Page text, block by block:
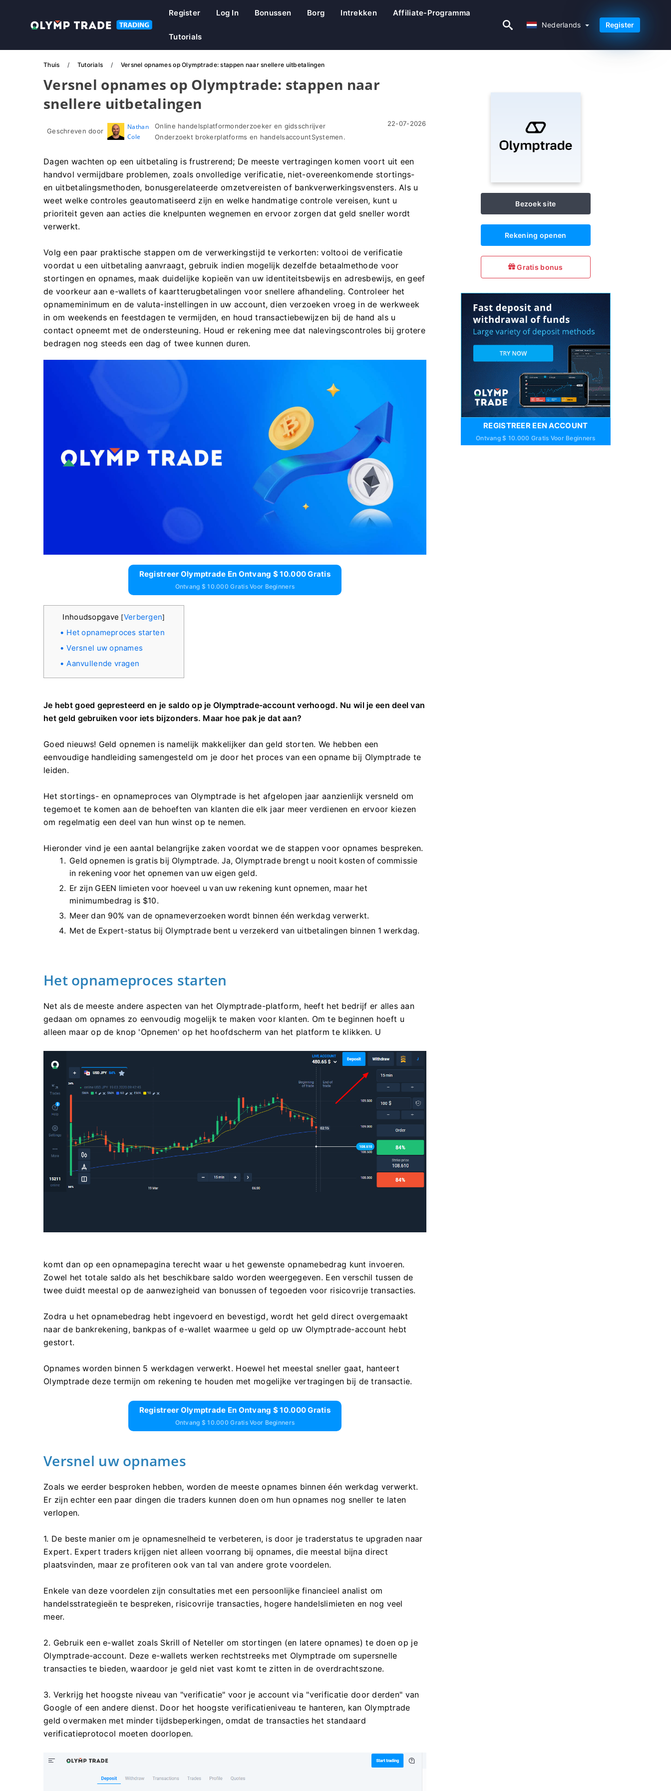
Register Log In Bonussen Borg Intrekken Affiliate-Programma
Tutorials
Nederlands Register
Thuis Tutorials Versnel opnames op Olymptrade: stappen naar snellere uitbetalingen
Versnel opnames op Olymptrade: stappen naar
snellere uitbetalingen
Geschreven door
Nathan
Cole
Online handelsplatformonderzoeker en gidsschrijver
Onderzoekt brokerplatforms en handelsaccountSystemen.
22-07-2026
Dagen wachten op een uitbetaling is frustrerend; De meeste vertragingen komen voort uit een
handvol vermijdbare problemen, zoals onvolledige verificatie, niet-overeenkomende stortings-
en uitbetalingsmethoden, bonusgerelateerde omzetvereisten of bankverwerkingsvensters. Als u
weet welke controles geautomatiseerd zijn en welke handmatige controle vereisen, kunt u
prioriteit geven aan acties die knelpunten wegnemen en ervoor zorgen dat geld sneller wordt
verwerkt.
Volg een paar praktische stappen om de verwerkingstijd te verkorten: voltooi de verificatie
voordat u een uitbetaling aanvraagt, gebruik indien mogelijk dezelfde betaalmethode voor
stortingen en opnames, maak duidelijke kopieën van uw identiteitsbewijs en adresbewijs, en geef
de voorkeur aan e-wallets of kaartterugbetalingen voor snellere afhandeling. Controleer het
opnameminimum en de valuta-instellingen in uw account, dien verzoeken vroeg in de werkweek
in om weekends en feestdagen te vermijden, en houd transactiebewijzen bij de hand als u
contact opneemt met de ondersteuning. Houd er rekening mee dat nalevingscontroles bij grotere
bedragen nog steeds een dag of twee kunnen duren.
Registreer Olymptrade En Ontvang $ 10.000 Gratis
Ontvang $ 10.000 Gratis Voor Beginners
Inhoudsopgave [Verbergen]
Het opnameproces starten
Versnel uw opnames
Aanvullende vragen
Je hebt goed gepresteerd en je saldo op je Olymptrade-account verhoogd. Nu wil je een deel van
het geld gebruiken voor iets bijzonders. Maar hoe pak je dat aan?
Goed nieuws! Geld opnemen is namelijk makkelijker dan geld storten. We hebben een
eenvoudige handleiding samengesteld om je door het proces van een opname bij Olymptrade te
leiden.
Het stortings- en opnameproces van Olymptrade is het afgelopen jaar aanzienlijk versneld om
tegemoet te komen aan de behoeften van klanten die elk jaar meer verdienen en ervoor kiezen
om regelmatig een deel van hun winst op te nemen.
Hieronder vind je een aantal belangrijke zaken voordat we de stappen voor opnames bespreken.
Geld opnemen is gratis bij Olymptrade. Ja, Olymptrade brengt u nooit kosten of commissie
in rekening voor het opnemen van uw eigen geld.
Er zijn GEEN limieten voor hoeveel u van uw rekening kunt opnemen, maar het
minimumbedrag is $10.
Meer dan 90% van de opnameverzoeken wordt binnen één werkdag verwerkt.
Met de Expert-status bij Olymptrade bent u verzekerd van uitbetalingen binnen 1 werkdag.
Het opnameproces starten
Net als de meeste andere aspecten van het Olymptrade-platform, heeft het bedrijf er alles aan
gedaan om opnames zo eenvoudig mogelijk te maken voor klanten. Om te beginnen hoeft u
alleen maar op de knop 'Opnemen' op het hoofdscherm van het platform te klikken. U
komt dan op een opnamepagina terecht waar u het gewenste opnamebedrag kunt invoeren.
Zowel het totale saldo als het beschikbare saldo worden weergegeven. Een verschil tussen de
twee duidt meestal op de aanwezigheid van bonussen of tegoeden voor risicovrije transacties.
Zodra u het opnamebedrag hebt ingevoerd en bevestigd, wordt het geld direct overgemaakt
naar de bankrekening, bankpas of e-wallet waarmee u geld op uw Olymptrade-account hebt
gestort.
Opnames worden binnen 5 werkdagen verwerkt. Hoewel het meestal sneller gaat, hanteert
Olymptrade deze termijn om rekening te houden met mogelijke vertragingen bij de transactie.
Registreer Olymptrade En Ontvang $ 10.000 Gratis
Ontvang $ 10.000 Gratis Voor Beginners
Versnel uw opnames
Zoals we eerder besproken hebben, worden de meeste opnames binnen één werkdag verwerkt.
Er zijn echter een paar dingen die traders kunnen doen om hun opnames nog sneller te laten
verlopen.
1. De beste manier om je opnamesnelheid te verbeteren, is door je traderstatus te upgraden naar
Expert. Expert traders krijgen niet alleen voorrang bij opnames, die meestal bijna direct
plaatsvinden, maar ze profiteren ook van tal van andere grote voordelen.
Enkele van deze voordelen zijn consultaties met een persoonlijke financieel analist om
handelsstrategieën te bespreken, risicovrije transacties, hogere handelslimieten en nog veel
meer.
2. Gebruik een e-wallet zoals Skrill of Neteller om stortingen (en latere opnames) te doen op je
Olymptrade-account. Deze e-wallets werken rechtstreeks met Olymptrade om supersnelle
transacties te bieden, waardoor je geld niet vast komt te zitten in de overdrachtszone.
3. Verkrijg het hoogste niveau van "verificatie" voor je account via "verificatie door derden" van
Google of een andere dienst. Door het hoogste verificatieniveau te hanteren, kan Olymptrade
geld overmaken met minder tijdsbeperkingen, omdat de transacties het standaard
verificatieprotocol moeten doorlopen.
Bezoek site
Rekening openen
Gratis bonus
REGISTREER EEN ACCOUNT
Ontvang $ 10.000 Gratis Voor Beginners